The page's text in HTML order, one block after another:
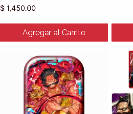
Precio habitual
$ 1,450.00
Agregar al Carrito